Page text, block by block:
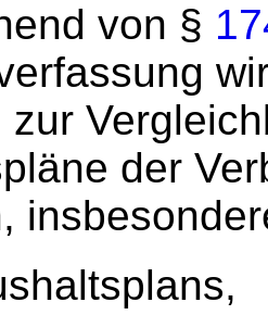
von §
zur
der